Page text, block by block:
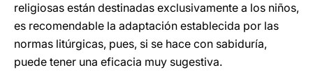
religiosas están destinadas exclusivamente a los niños,
es recomendable la adaptación establecida por las
normas litúrgicas, pues, si se hace con sabiduría,
puede tener una eficacia muy sugestiva.